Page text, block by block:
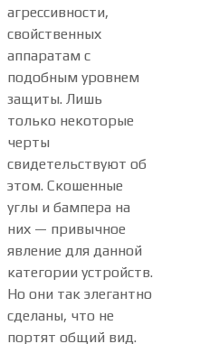
агрессивности,
свойственных
аппаратам с
подобным уровнем
защиты. Лишь
только некоторые
черты
свидетельствуют об
этом. Скошенные
углы и бампера на
них — привычное
явление для данной
категории устройств.
Но они так элегантно
сделаны, что не
портят общий вид.